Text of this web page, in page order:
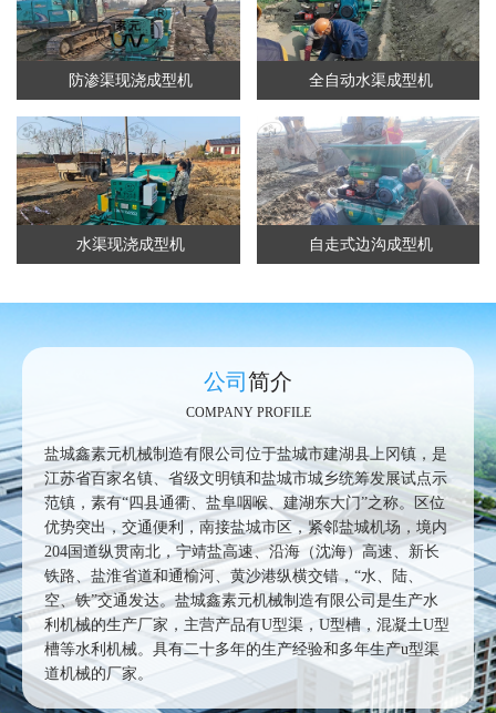
防渗渠现浇成型机 全自动水渠成型机
水渠现浇成型机 自走式边沟成型机
公司简介
COMPANY PROFILE
盐城鑫素元机械制造有限公司位于盐城市建湖县上冈镇，是
江苏省百家名镇、省级文明镇和盐城市城乡统筹发展试点示
范镇，素有“四县通衢、盐阜咽喉、建湖东大门”之称。区位
优势突出，交通便利，南接盐城市区，紧邻盐城机场，境内
204国道纵贯南北，宁靖盐高速、沿海（沈海）高速、新长
铁路、盐淮省道和通榆河、黄沙港纵横交错，“水、陆、
空、铁”交通发达。盐城鑫素元机械制造有限公司是生产水
利机械的生产厂家，主营产品有U型渠，U型槽，混凝土U型
槽等水利机械。具有二十多年的生产经验和多年生产u型渠
道机械的厂家。